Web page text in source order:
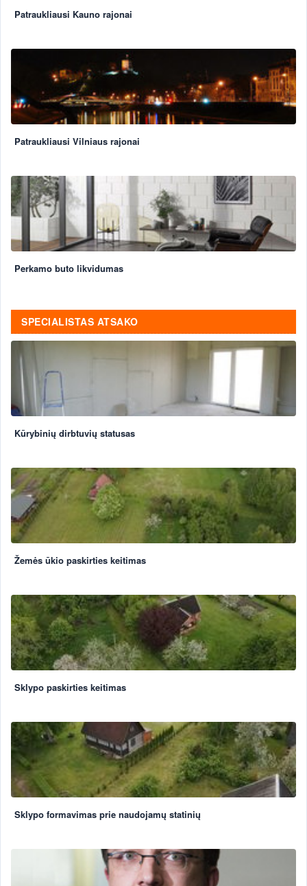
Patraukliausi Kauno rajonai
Patraukliausi Vilniaus rajonai
Perkamo buto likvidumas
SPECIALISTAS ATSAKO
Kūrybinių dirbtuvių statusas
Žemės ūkio paskirties keitimas
Sklypo paskirties keitimas
Sklypo formavimas prie naudojamų statinių